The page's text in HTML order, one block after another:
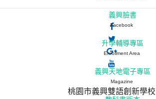
桃園市義興雙語創新學校
義興臉書
Facebook
升學輔導專區
Enrollment Area
義興天地電子專區
Magazine